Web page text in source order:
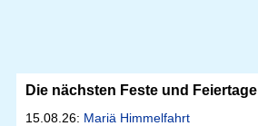
Die nächsten Feste und Feiertage
15.08.26: Mariä Himmelfahrt